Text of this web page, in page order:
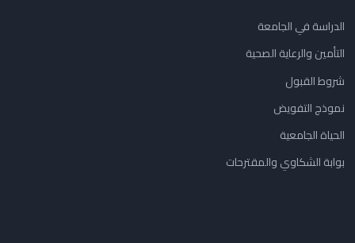
الدراسة في الجامعة
التأمين والرعاية الصحية
شروط القبول
نموذج التفويض
الحياة الجامعية
بوابة الشكاوي والمقترحات